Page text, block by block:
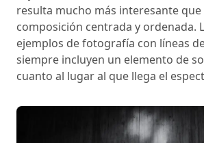
resulta mucho más interesante que
composición centrada y ordenada.
ejemplos de fotografía con líneas
siempre incluyen un elemento de
cuanto al lugar al que llega el